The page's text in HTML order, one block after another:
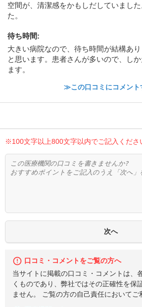
空間が、清潔感をかもしだしていまし
た。
待ち時間:
大きい病院なので、待ち時間が結構あ
と思います。患者さんが多いので、し
ます。
≫この口コミにコメント
※100文字以上800文字以内でご記入くださ
口コミ・コメントをご覧の方へ
当サイトに掲載の口コミ・コメントは、
くものであり、弊社ではその正確性を保
ません。 ご覧の方の自己責任においてご